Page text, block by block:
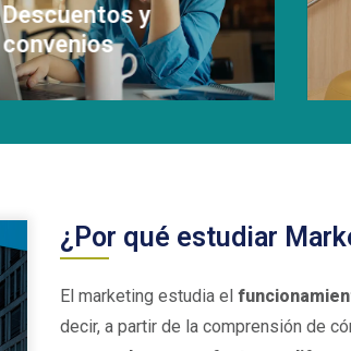
beneficiario de descuentos
en tu matrícula.
¿Por qué estudiar
El marketing estudia el
decir, a partir de la comprensión de